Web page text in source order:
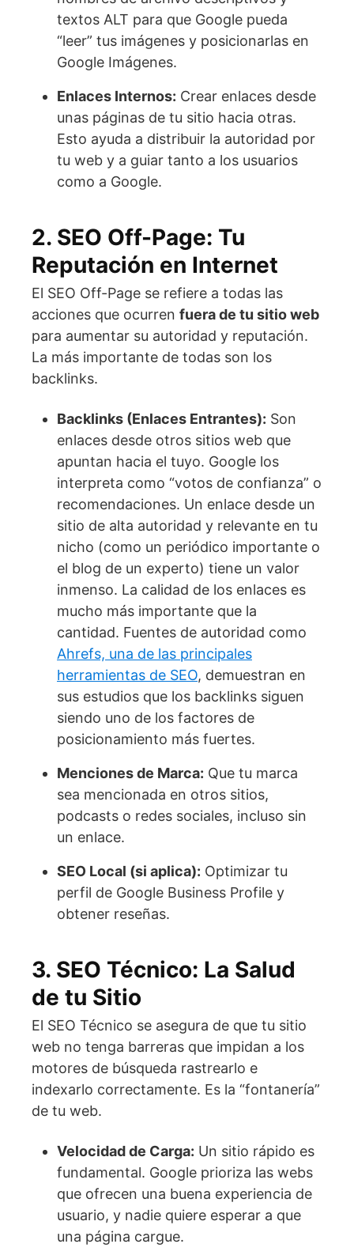
textos ALT para que Google pueda
“leer” tus imágenes y posicionarlas en
Google Imágenes.
Enlaces Internos: Crear enlaces desde
unas páginas de tu sitio hacia otras.
Esto ayuda a distribuir la autoridad por
tu web y a guiar tanto a los usuarios
como a Google.
2. SEO Off-Page: Tu
Reputación en Internet
El SEO Off-Page se refiere a todas las
acciones que ocurren fuera de tu sitio web
para aumentar su autoridad y reputación.
La más importante de todas son los
backlinks.
Backlinks (Enlaces Entrantes): Son
enlaces desde otros sitios web que
apuntan hacia el tuyo. Google los
interpreta como “votos de confianza” o
recomendaciones. Un enlace desde un
sitio de alta autoridad y relevante en tu
nicho (como un periódico importante o
el blog de un experto) tiene un valor
inmenso. La calidad de los enlaces es
mucho más importante que la
cantidad. Fuentes de autoridad como
Ahrefs, una de las principales
herramientas de SEO, demuestran en
sus estudios que los backlinks siguen
siendo uno de los factores de
posicionamiento más fuertes.
Menciones de Marca: Que tu marca
sea mencionada en otros sitios,
podcasts o redes sociales, incluso sin
un enlace.
SEO Local (si aplica): Optimizar tu
perfil de Google Business Profile y
obtener reseñas.
3. SEO Técnico: La Salud
de tu Sitio
El SEO Técnico se asegura de que tu sitio
web no tenga barreras que impidan a los
motores de búsqueda rastrearlo e
indexarlo correctamente. Es la “fontanería”
de tu web.
Velocidad de Carga: Un sitio rápido es
fundamental. Google prioriza las webs
que ofrecen una buena experiencia de
usuario, y nadie quiere esperar a que
una página cargue.